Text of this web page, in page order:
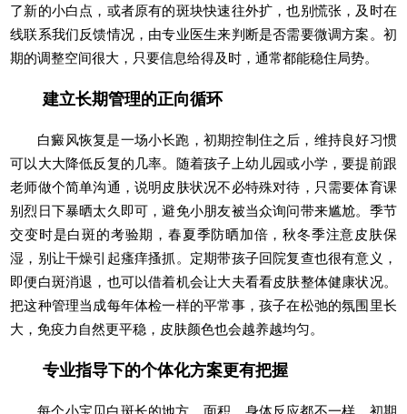
了新的小白点，或者原有的斑块快速往外扩，也别慌张，及时在
线联系我们反馈情况，由专业医生来判断是否需要微调方案。初
期的调整空间很大，只要信息给得及时，通常都能稳住局势。
建立长期管理的正向循环
白癜风恢复是一场小长跑，初期控制住之后，维持良好习惯
可以大大降低反复的几率。随着孩子上幼儿园或小学，要提前跟
老师做个简单沟通，说明皮肤状况不必特殊对待，只需要体育课
别烈日下暴晒太久即可，避免小朋友被当众询问带来尴尬。季节
交变时是白斑的考验期，春夏季防晒加倍，秋冬季注意皮肤保
湿，别让干燥引起瘙痒搔抓。定期带孩子回院复查也很有意义，
即便白斑消退，也可以借着机会让大夫看看皮肤整体健康状况。
把这种管理当成每年体检一样的平常事，孩子在松弛的氛围里长
大，免疫力自然更平稳，皮肤颜色也会越养越均匀。
专业指导下的个体化方案更有把握
每个小宝贝白斑长的地方、面积、身体反应都不一样，初期